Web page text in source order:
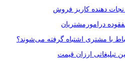
دهنده کاریز فروش
درامورمشتریان
با مشتری اشتباه گرفته می‌شوند؟